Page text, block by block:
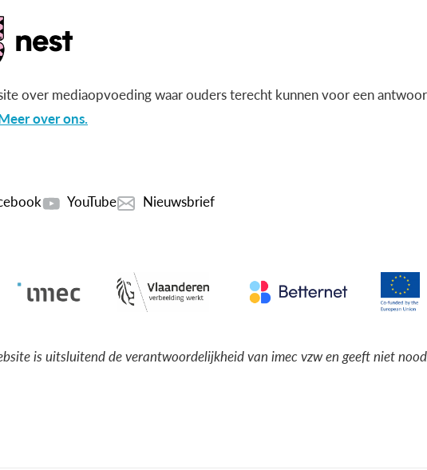
over mediaopvoeding waar ouders terecht kunnen voor een
over ons.
YouTube Nieuwsbrief
is uitsluitend de verantwoordelijkheid van imec vzw en geeft niet